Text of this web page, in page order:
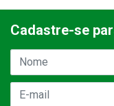
Cadastre-se